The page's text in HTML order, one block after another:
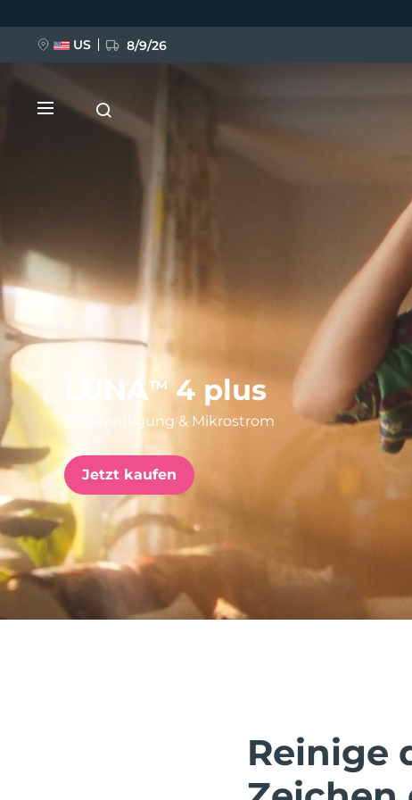
LUNATM4 plus
LED-Reinigung & Mikrostrom
Jetzt kaufen
Reinige
US 8/9/26
NEU
FAQ™ Pure Beauty-Tech Elixir
BREAKING NEWS
issa™ Teeth Whitening Set
FAQ™ Dual LED Panel
BELIEBT